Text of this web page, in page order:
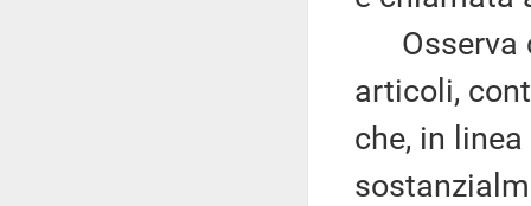
Osserva
articoli,
che, in